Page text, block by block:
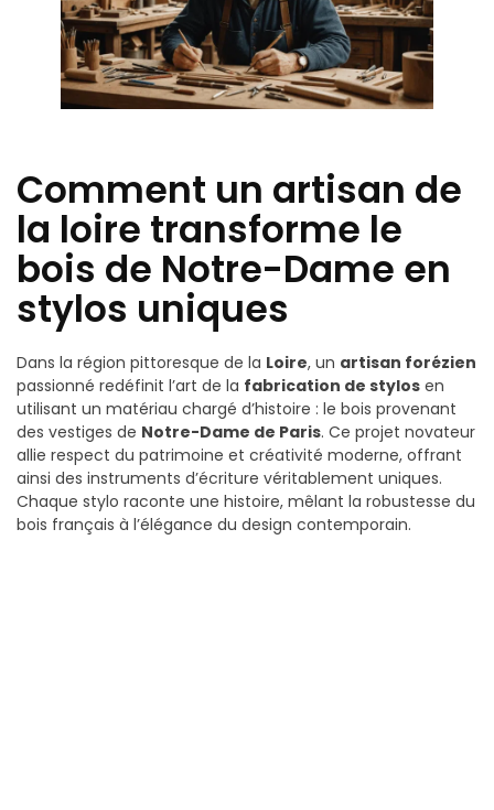
Comment un artisan de
la loire transforme le
bois de Notre-Dame en
stylos uniques
Dans la région pittoresque de la Loire, un artisan forézien
passionné redéfinit l’art de la fabrication de stylos en
utilisant un matériau chargé d’histoire : le bois provenant
des vestiges de Notre-Dame de Paris. Ce projet novateur
allie respect du patrimoine et créativité moderne, offrant
ainsi des instruments d’écriture véritablement uniques.
Chaque stylo raconte une histoire, mêlant la robustesse du
bois français à l’élégance du design contemporain.